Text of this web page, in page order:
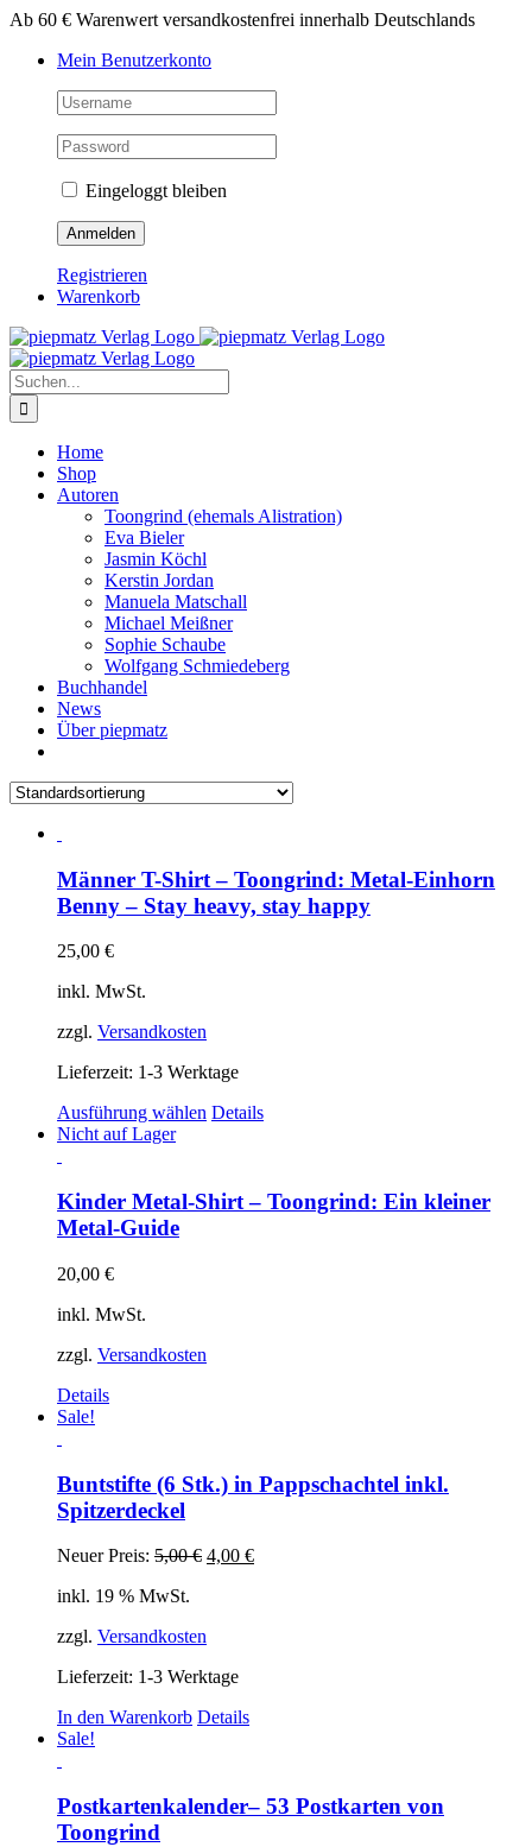
Zum
springen
Ab 60 € Warenwert versandkostenfrei innerhalb Deutschlands
Mein Benutzerkonto
Eingeloggt bleiben
Registrieren
Warenkorb
Suche
nach:
Home
Shop
Autoren
Toongrind (ehemals Alistration)
Eva Bieler
Jasmin Köchl
Kerstin Jordan
Manuela Matschall
Michael Meißner
Sophie Schaube
Wolfgang Schmiedeberg
Buchhandel
News
Über piepmatz
Männer T-Shirt – Toongrind: Metal-Einhorn
Benny – Stay heavy, stay happy
25,00 €
inkl. MwSt.
zzgl. Versandkosten
Lieferzeit: 1-3 Werktage
Ausführung wählen Dieses
Varianten
auf.
Details
Nicht auf Lager
Kinder Metal-Shirt – Toongrind: Ein kleiner
Metal-Guide
20,00 €
inkl. MwSt.
zzgl. Versandkosten
Details
Sale!
Buntstifte (6 Stk.) in Pappschachtel inkl.
Spitzerdeckel
Neuer Preis: 5,00€ Ursprünglicher
4,00 €Aktueller
inkl. 19 % MwSt.
zzgl. Versandkosten
Lieferzeit: 1-3 Werktage
In den Warenkorb Details
Sale!
Postkartenkalender– 53 Postkarten von
Toongrind